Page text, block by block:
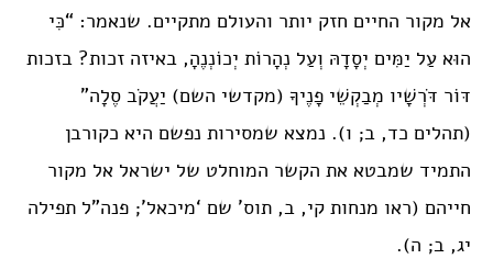
אל מקור החיים חזק יותר והעולם מתקיים. שנאמר: “כִּי
הוּא עַל יַמִּים יְסָדָהּ וְעַל נְהָרוֹת יְכוֹנְנֶהָ, באיזה זכות? בזכות
דּוֹר דֹּרְשָׁיו מְבַקְשֵׁי פָנֶיךָ (מקדשי השם) יַעֲקֹב סֶלָה”
(תהלים כד, ב; ו). נמצא שמסירות נפשם היא כקורבן
התמיד שמבטא את הקשר המוחלט של ישראל אל מקור
חייהם (ראו מנחות קי, ב, תוס’ שם ‘מיכאל’; פנה”ל תפילה
יג, ב; ה).